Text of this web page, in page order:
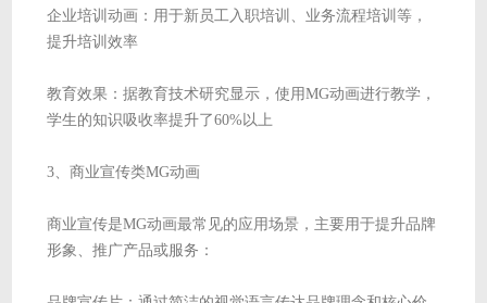
企业培训动画：用于新员工入职培训、业务流程培训等，
提升培训效率
教育效果：据教育技术研究显示，使用MG动画进行教学，
学生的知识吸收率提升了60%以上
3、商业宣传类MG动画
商业宣传是MG动画最常见的应用场景，主要用于提升品牌
形象、推广产品或服务：